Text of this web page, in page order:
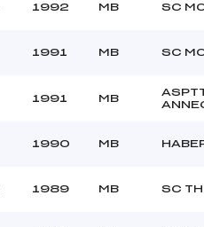
1992 MB SC
1991 MB SC
1991 MB
1990 MB
1989 MB SC